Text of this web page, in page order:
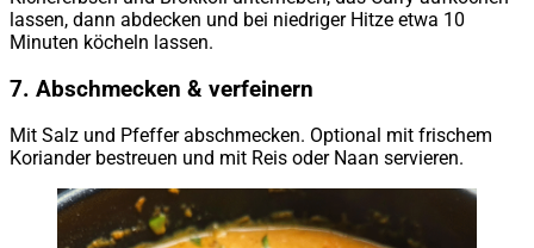
lassen, dann abdecken und bei niedriger Hitze etwa 10
Minuten köcheln lassen.
7. Abschmecken & verfeinern
Mit Salz und Pfeffer abschmecken. Optional mit frischem
Koriander bestreuen und mit Reis oder Naan servieren.